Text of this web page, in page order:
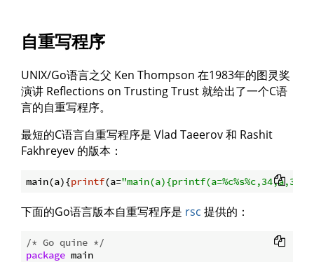
自重写程序
UNIX/Go语言之父 Ken Thompson 在1983年的图灵奖
演讲 Reflections on Trusting Trust 就给出了一个C语
言的自重写程序。
最短的C语言自重写程序是 Vlad Taeerov 和 Rashit
Fakhreyev 的版本：
main(a){printf(a=
下面的Go语言版本自重写程序是 rsc 提供的：
/* Go quine */
package main